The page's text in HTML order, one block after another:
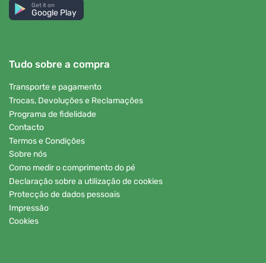
Get it on
Google Play
Tudo sobre a compra
Transporte e pagamento
Trocas, Devoluções e Reclamações
Programa de fidelidade
Contacto
Termos e Condições
Sobre nós
Como medir o comprimento do pé
Declaração sobre a utilização de cookies
Protecção de dados pessoais
Impressão
Cookies